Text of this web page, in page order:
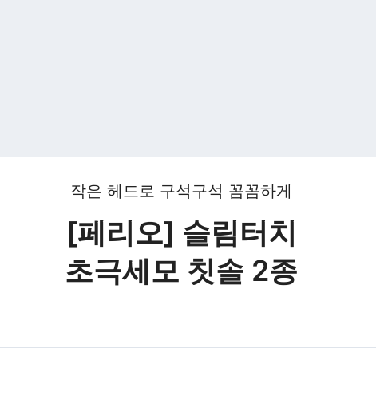
작은 헤드로 구석구석 꼼꼼하게
[페리오] 슬림터치
초극세모 칫솔 2종